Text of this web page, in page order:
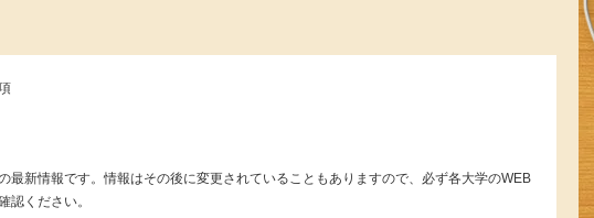
最新情報です。情報はその後に変更されていることもありますので、必ず各大学のWEB
認ください。